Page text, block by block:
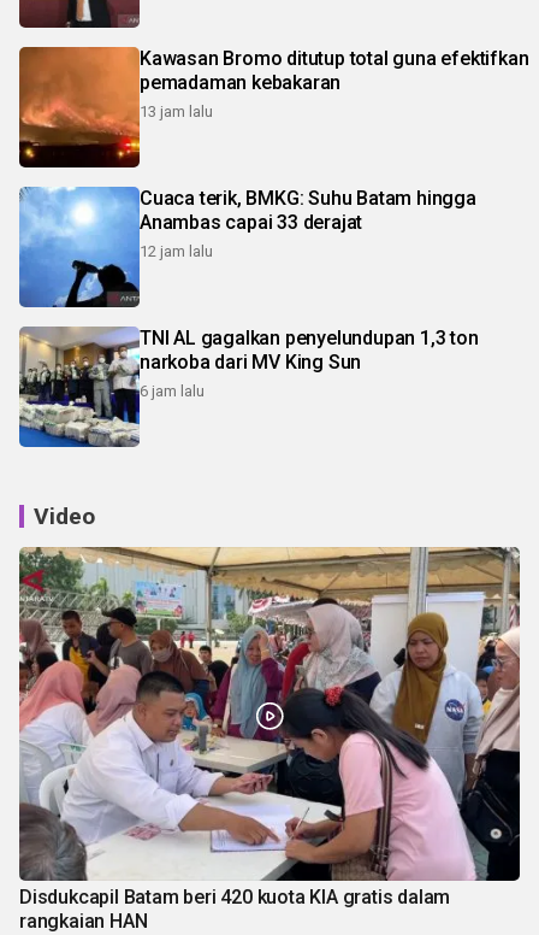
Kawasan Bromo ditutup total guna efektifkan
pemadaman kebakaran
13 jam lalu
Cuaca terik, BMKG: Suhu Batam hingga
Anambas capai 33 derajat
12 jam lalu
TNI AL gagalkan penyelundupan 1,3 ton
narkoba dari MV King Sun
6 jam lalu
Video
Disdukcapil Batam beri 420 kuota KIA gratis dalam
rangkaian HAN